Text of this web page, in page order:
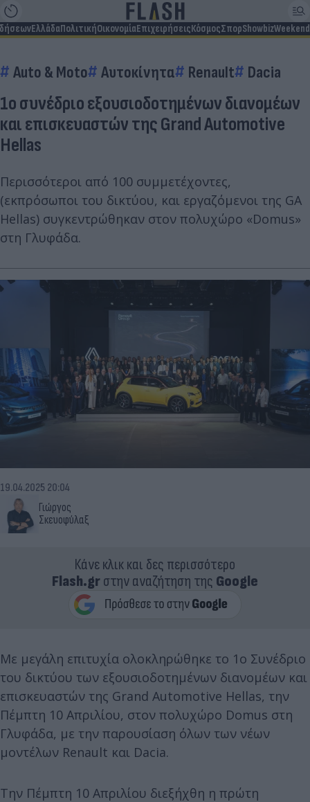
ΕλλάδαΠολιτικήΟικονομίαΕπιχειρήσειςΚόσμοςΣπορShowbizWeekend
Auto & Moto Αυτοκίνητα Renault Dacia
1o συνέδριο εξουσιοδοτημένων διανομέων
και επισκευαστών της Grand Automotive
Hellas
Περισσότεροι από 100 συμμετέχοντες,
(εκπρόσωποι του δικτύου, και εργαζόμενοι της GA
Hellas) συγκεντρώθηκαν στον πολυχώρο «Domus»
στη Γλυφάδα.
Γιώργος
Σκευοφύλαξ
19.04.2025 20:04
Κάνε κλικ και δες περισσότερο
Flash.grστην αναζήτηση της Google
Με μεγάλη επιτυχία ολοκληρώθηκε το 1ο Συνέδριο
του δικτύου των εξουσιοδοτημένων διανομέων και
επισκευαστών της Grand Automotive Hellas, την
Πέμπτη 10 Απριλίου, στον πολυχώρο Domus στη
Γλυφάδα, με την παρουσίαση όλων των νέων
μοντέλων Renault και Dacia.
Την Πέμπτη 10 Απριλίου διεξήχθη η πρώτη